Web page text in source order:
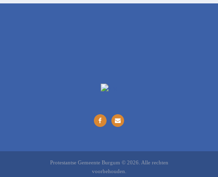
Protestantse Gemeente Burgum © 2026. Alle rechten
voorbehouden.